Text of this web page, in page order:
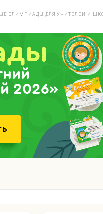
ОЛИМПИАДЫ ДЛЯ УЧИТЕЛЕЙ И
2026»